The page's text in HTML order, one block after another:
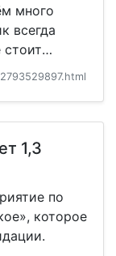
много
всегда
стоит
настолько
1,3
по
которое